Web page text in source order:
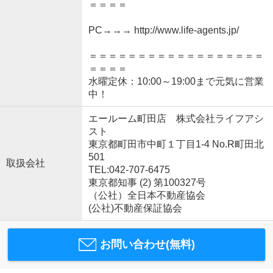
＝＝＝＝
PC→→→ http://www.life-agents.jp/
＝＝＝＝＝＝＝＝＝＝＝＝＝＝＝＝＝＝
＝＝＝＝
水曜定休：10:00～19:00まで元気に営業
中！
取扱会社
エールーム町田店 株式会社ライフアシ
スト
東京都町田市中町１丁目1-4 No.R町田北
501
TEL:042-707-6475
東京都知事 (2) 第100327号
（公社）全日本不動産協会
(公社)不動産保証協会
お問い合わせ(無料)